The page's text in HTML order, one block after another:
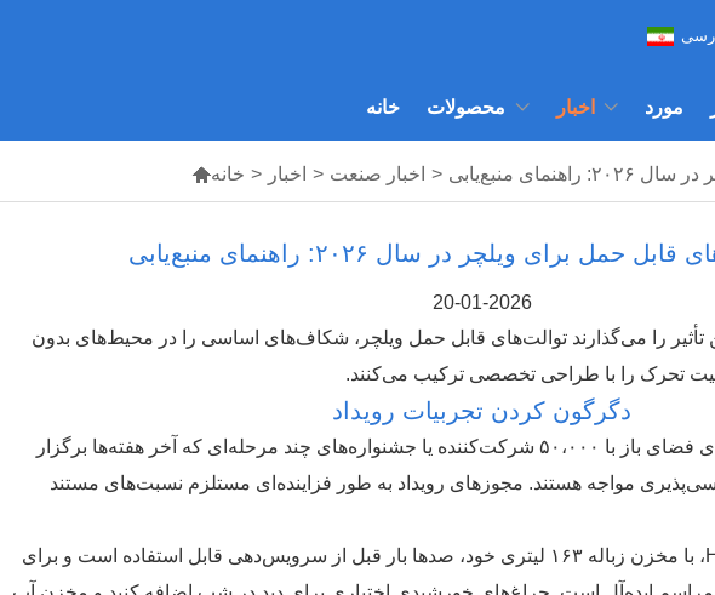
خانه محصولات اخبار مورد
خانه > اخبار > اخبار صنعت >
20-01-2026
تأثیر را می‌گذارند توالت‌های قابل حمل ویلچر، شکاف‌های اساسی را در محیط‌های بدون
تحرک را با طراحی تخصصی ترکیب می‌کنند.
دگرگون کردن تجربیات رویداد
گردهمایی‌های بزرگ - کنسرت‌های فضای باز با ۵۰،۰۰۰ شرکت‌کننده یا جشنواره‌های چند مرحله‌ای که آخر هفته‌ها برگزار
مواجه هستند. مجوزهای رویداد به طور فزاینده‌ای مستلزم نسبت‌های مستند
مدل بدون سیفون تی پی تی-H13، با مخزن زباله ۱۶۳ لیتری خود، صدها بار قبل از سرویس‌دهی قابل استفاده است و برای